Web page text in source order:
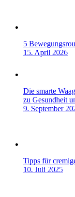
5
15. April 2026
Die smarte
zu Gesundheit
9. September
Tipps für
10. Juli 2025